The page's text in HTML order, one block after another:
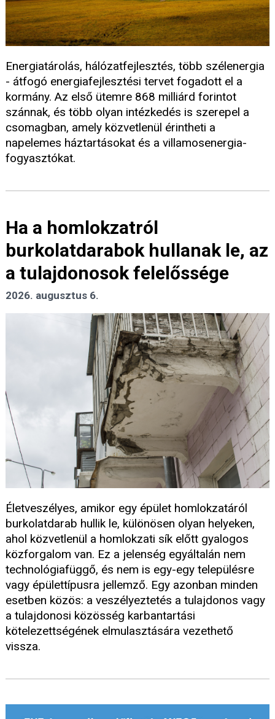
Energiatárolás, hálózatfejlesztés, több szélenergia
- átfogó energiafejlesztési tervet fogadott el a
kormány. Az első ütemre 868 milliárd forintot
szánnak, és több olyan intézkedés is szerepel a
csomagban, amely közvetlenül érintheti a
napelemes háztartásokat és a villamosenergia-
fogyasztókat.
Ha a homlokzatról
burkolatdarabok hullanak le, az
a tulajdonosok felelőssége
2026. augusztus 6.
Életveszélyes, amikor egy épület homlokzatáról
burkolatdarab hullik le, különösen olyan helyeken,
ahol közvetlenül a homlokzati sík előtt gyalogos
közforgalom van. Ez a jelenség egyáltalán nem
technológiafüggő, és nem is egy-egy településre
vagy épülettípusra jellemző. Egy azonban minden
esetben közös: a veszélyeztetés a tulajdonos vagy
a tulajdonosi közösség karbantartási
kötelezettségének elmulasztására vezethető
vissza.